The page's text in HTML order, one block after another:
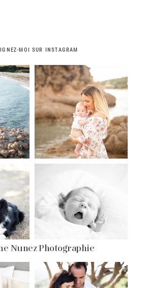
MOI SUR INSTAGRAM
Nunez Photographie